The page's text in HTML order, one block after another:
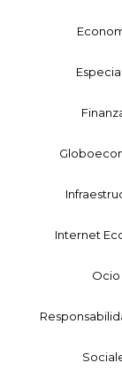
Internet
Ocio